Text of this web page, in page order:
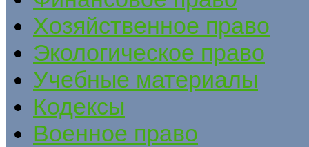
Хозяйственное право
Экологическое право
Учебные материалы
Кодексы
Военное право